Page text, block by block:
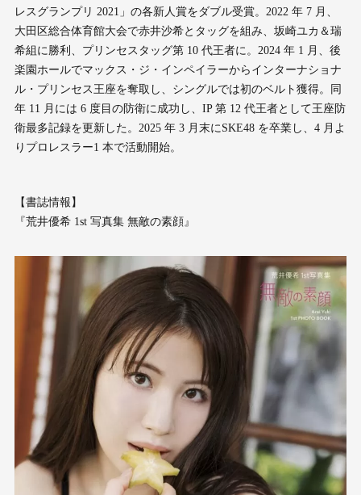
レスグランプリ 2021」の各新人賞をダブル受賞。2022 年 7 月、
大田区総合体育館大会で赤井沙希とタッグを組み、坂崎ユカ＆瑞
希組に勝利、プリンセスタッグ第 10 代王者に。2024 年 1 月、後
楽園ホールでマックス・ジ・インペイラーからインターナショナ
ル・プリンセス王座を奪取し、シングルでは初のベルト獲得。同
年 11 月には 6 度目の防衛に成功し、IP 第 12 代王者として王座防
衛最多記録を更新した。2025 年 3 月末にSKE48 を卒業し、4 月よ
りプロレスラー1 本で活動開始。
【書誌情報】
『荒井優希 1st 写真集 無敵の素顔』